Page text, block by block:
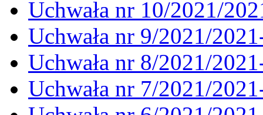
Uchwała nr 10/2021/
Uchwała nr 9/2021/
Uchwała nr 8/2021/
Uchwała nr 7/2021/